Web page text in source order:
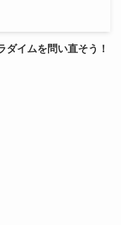
ダイムを問い直そう！